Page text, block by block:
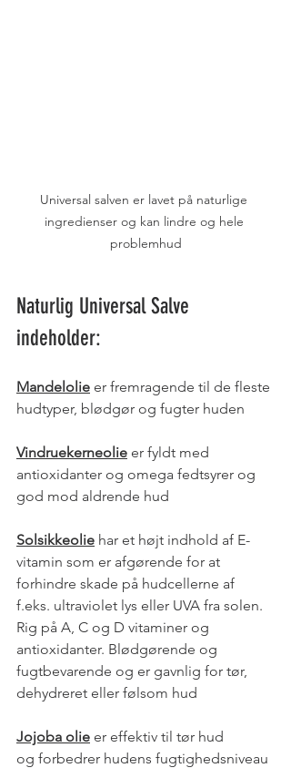
Universal salven er lavet på naturlige
ingredienser og kan lindre og hele
problemhud
Naturlig Universal Salve
indeholder:
Mandelolie er fremragende til de fleste
hudtyper, blødgør og fugter huden
Vindruekerneolie er fyldt med
antioxidanter og omega fedtsyrer og
god mod aldrende hud
Solsikkeolie har et højt indhold af E-
vitamin som er afgørende for at
forhindre skade på hudcellerne af
f.eks. ultraviolet lys eller UVA fra solen.
Rig på A, C og D vitaminer og
antioxidanter. Blødgørende og
fugtbevarende og er gavnlig for tør,
dehydreret eller følsom hud
Jojoba olie er effektiv til tør hud
og forbedrer hudens fugtighedsniveau